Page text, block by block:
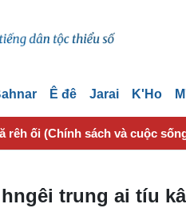
Ê đê Jarai K'Ho
rêh ối (Chính sách và cuộc
trung ai tíu kâ